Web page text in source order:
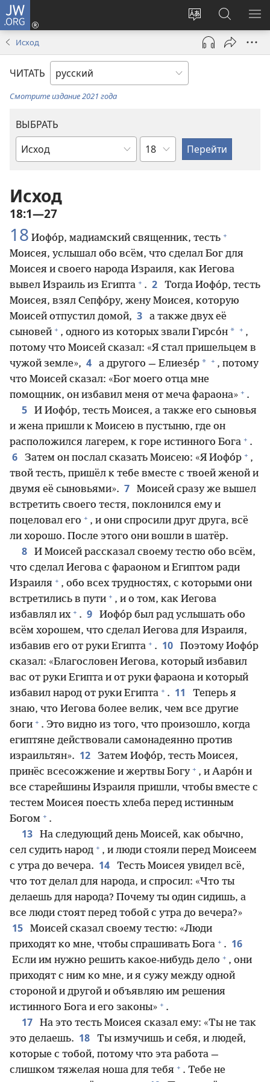
JW.ORG
Изменить
язык
сайта
Войти
(открывается
новом
окне)
Поиск
по
jw.org
Исход
ЧИТАТЬ
Смотрите издание 2021 года
ВЫБРАТЬ
по
Библии
по
главам
Исход
18:1—27
18 Иофо́р, мадиамский священник, тесть +
Моисея, услышал обо всём, что сделал Бог для
Моисея и своего народа Израиля, как Иегова
вывел Израиль из Египта + . 2
Тогда Иофо́р, тесть
Моисея, взял Сепфо́ру, жену Моисея, которую
Моисей отпустил домой, 3
а также двух её
сыновей + , одного из которых звали Гирсо́н * + ,
потому что Моисей сказал: «Я стал пришельцем в
чужой земле», 4 а другого — Елиезе́р * + , потому
что Моисей сказал: «Бог моего отца мне
помощник, он избавил меня от меча фараона» + .
5
И Иофо́р, тесть Моисея, а также его сыновья
и жена пришли к Моисею в пустыню, где он
расположился лагерем, к горе истинного Бога + .
6 Затем он послал сказать Моисею: «Я Иофо́р + ,
твой тесть, пришёл к тебе вместе с твоей женой и
двумя её сыновьями». 7
Моисей сразу же вышел
встретить своего тестя, поклонился ему и
поцеловал его + , и они спросили друг друга, всё
ли хорошо. После этого они вошли в шатёр.
8
И Моисей рассказал своему тестю обо всём,
что сделал Иегова с фараоном и Египтом ради
Израиля + , обо всех трудностях, с которыми они
встретились в пути + , и о том, как Иегова
избавлял их + . 9
Иофо́р был рад услышать обо
всём хорошем, что сделал Иегова для Израиля,
избавив его от руки Египта + . 10
Поэтому Иофо́р
сказал: «Благословен Иегова, который избавил
вас от руки Египта и от руки фараона и который
избавил народ от руки Египта + . 11
Теперь я
знаю, что Иегова более велик, чем все другие
боги + . Это видно из того, что произошло, когда
египтяне действовали самонадеянно против
израильтян». 12
Затем Иофо́р, тесть Моисея,
принёс всесожжение и жертвы Богу + , и Ааро́н и
все старейшины Израиля пришли, чтобы вместе с
тестем Моисея поесть хлеба перед истинным
Богом + .
13
На следующий день Моисей, как обычно,
сел судить народ + , и люди стояли перед Моисеем
с утра до вечера. 14
Тесть Моисея увидел всё,
что тот делал для народа, и спросил: «Что ты
делаешь для народа? Почему ты один сидишь, а
все люди стоят перед тобой с утра до вечера?»
15
Моисей сказал своему тестю: «Люди
приходят ко мне, чтобы спрашивать Бога + . 16
Если им нужно решить какое-нибудь дело + , они
приходят с ним ко мне, и я сужу между одной
стороной и другой и объявляю им решения
истинного Бога и его законы» + .
17
На это тесть Моисея сказал ему: «Ты не так
это делаешь. 18
Ты измучишь и себя, и людей,
которые с тобой, потому что эта работа —
слишком тяжелая ноша для тебя + . Тебе не